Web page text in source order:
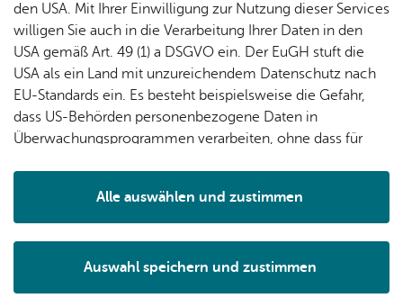
Da­ten­schutz
Im­pres­sum
Bar­rie­re­frei­heit
The­men
Ser­vice A bis Z
Wir über uns
News­let­ter
den USA. Mit Ihrer Einwilligung zur Nutzung dieser Services
willigen Sie auch in die Verarbeitung Ihrer Daten in den
USA gemäß Art. 49 (1) a DSGVO ein. Der EuGH stuft die
USA als ein Land mit unzureichendem Datenschutz nach
EU-Standards ein. Es besteht beispielsweise die Gefahr,
dass US-Behörden personenbezogene Daten in
Überwachungsprogrammen verarbeiten, ohne dass für
Auswahl speichern und zustimmen
Alle auswählen und zustimmen